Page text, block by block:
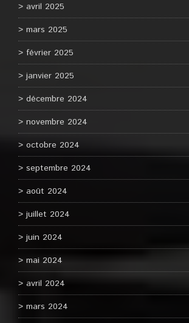
avril 2025
mars 2025
février 2025
janvier 2025
décembre 2024
novembre 2024
octobre 2024
septembre 2024
août 2024
juillet 2024
juin 2024
mai 2024
avril 2024
mars 2024